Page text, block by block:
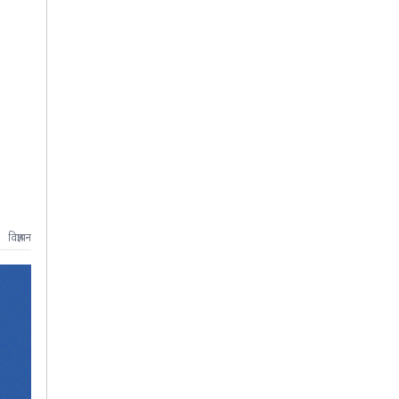
विज्ञापन